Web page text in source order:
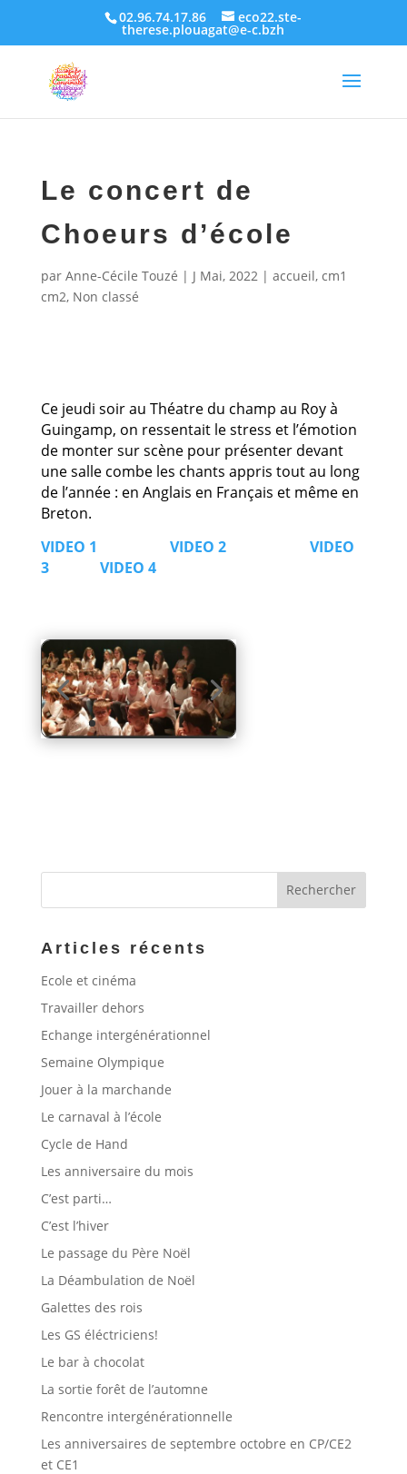
02.96.74.17.86 eco22.ste-
therese.plouagat@e-c.bzh
Le concert de
Choeurs d’école
par Anne-Cécile Touzé | J Mai, 2022| accueil, cm1
cm2, Non classé
Ce jeudi soir au Théatre du champ au Roy à
Guingamp, on ressentait le stress et l’émotion
de monter sur scène pour présenter devant
une salle combe les chants appris tout au long
de l’année : en Anglais en Français et même en
Breton.
VIDEO 1
VIDEO 2
VIDEO
3
VIDEO 4
Articles récents
Ecole et cinéma
Travailler dehors
Echange intergénérationnel
Semaine Olympique
Jouer à la marchande
Le carnaval à l’école
Cycle de Hand
Les anniversaire du mois
C’est parti…
C’est l’hiver
Le passage du Père Noël
La Déambulation de Noël
Galettes des rois
Les GS éléctriciens!
Le bar à chocolat
La sortie forêt de l’automne
Rencontre intergénérationnelle
Les anniversaires de septembre octobre en CP/CE2
et CE1